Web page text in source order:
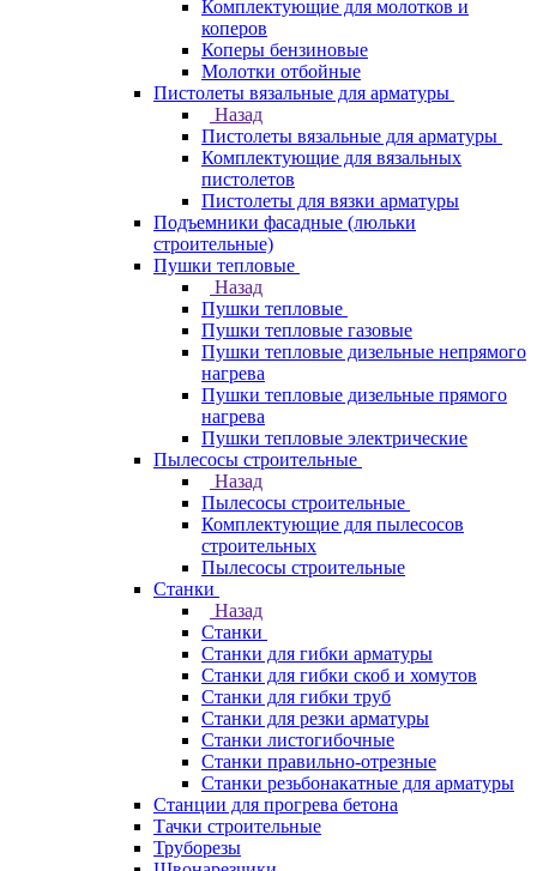
Комплектующие для молотков и
коперов
Коперы бензиновые
Молотки отбойные
Пистолеты вязальные для арматуры
Назад
Пистолеты вязальные для арматуры
Комплектующие для вязальных
пистолетов
Пистолеты для вязки арматуры
Подъемники фасадные (люльки
строительные)
Пушки тепловые
Назад
Пушки тепловые
Пушки тепловые газовые
Пушки тепловые дизельные непрямого
нагрева
Пушки тепловые дизельные прямого
нагрева
Пушки тепловые электрические
Пылесосы строительные
Назад
Пылесосы строительные
Комплектующие для пылесосов
строительных
Пылесосы строительные
Станки
Назад
Станки
Станки для гибки арматуры
Станки для гибки скоб и хомутов
Станки для гибки труб
Станки для резки арматуры
Станки листогибочные
Станки правильно-отрезные
Станки резьбонакатные для арматуры
Станции для прогрева бетона
Тачки строительные
Труборезы